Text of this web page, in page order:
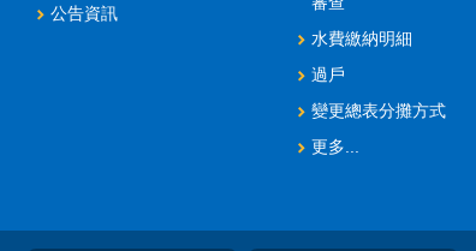
公告資訊
水費繳納明細
過戶
變更總表分攤方式
更多...